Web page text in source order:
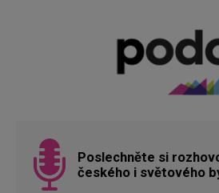
Poslechněte si
českého i světového